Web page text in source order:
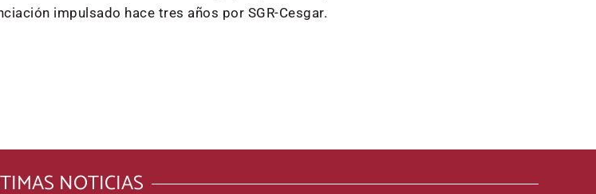
impulsado hace tres años por SGR-Cesgar.
NOTICIAS